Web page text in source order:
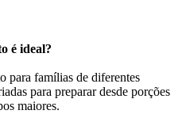
é ideal?
para famílias de diferentes
para preparar desde porções
maiores.